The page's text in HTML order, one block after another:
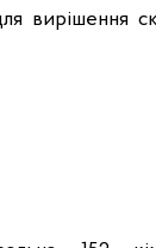
вирішення